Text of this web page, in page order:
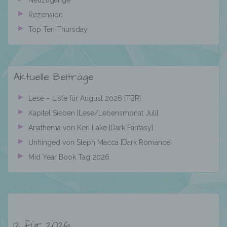
Rezension
Top Ten Thursday
Aktuelle Beiträge
Lese – Liste für August 2026 [TBR]
Kapitel Sieben [Lese/Lebensmonat Juli]
Anathema von Keri Lake [Dark Fantasy]
Unhinged von Steph Macca [Dark Romance]
Mid Year Book Tag 2026
dem Unionsrecht oder dem Recht der
Mitgliedstaaten möglicherweise
jedoch nicht als Empfänger.
Dritter ist eine natürliche oder juristische
Person, Behörde, Einrichtung oder andere
Verantwortlichen, dem Auftragsverarbeiter
und den Personen, die unter der
Verantwortlichen oder des
Auftragsverarbeiters befugt sind, die